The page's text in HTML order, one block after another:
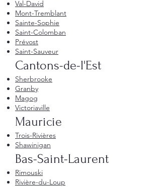
Val-David
Mont-Tremblant
Sainte-Sophie
Saint-Colomban
Prévost
Saint-Sauveur
Cantons-de-l'Est
Sherbrooke
Granby
Magog
Victoriaville
Mauricie
Trois-Rivières
Shawinigan
Bas-Saint-Laurent
Rimouski
Rivière-du-Loup